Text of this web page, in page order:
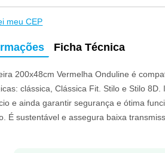
meu CEP
Ficha Técnica
200x48cm Vermelha Onduline é
clássica, Clássica Fit. Stilo e Stilo
e ainda garantir segurança e ótima
É sustentável e assegura baixa